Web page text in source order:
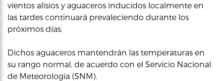
vientos alisios y aguaceros inducidos localmente en
las tardes continuará prevaleciendo durante los
próximos días.
Dichos aguaceros mantendrán las temperaturas en
su rango normal, de acuerdo con el Servicio Nacional
de Meteorología (SNM).